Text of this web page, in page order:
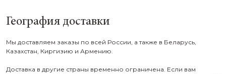
География доставки
Мы доставляем заказы по всей России, а также в Беларусь,
Казахстан, Киргизию и Армению.
Доставка в другие страны временно ограничена. Если вам